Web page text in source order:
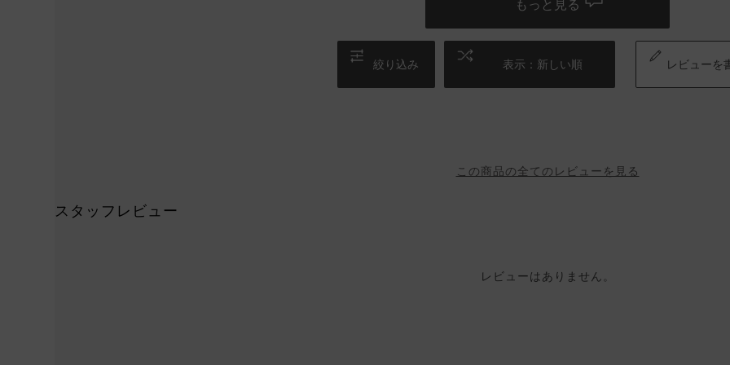
もっと見る
絞り込み 表示：新しい順 レビューを
この商品の全てのレビューを見る
スタッフレビュー
レビューはありません。